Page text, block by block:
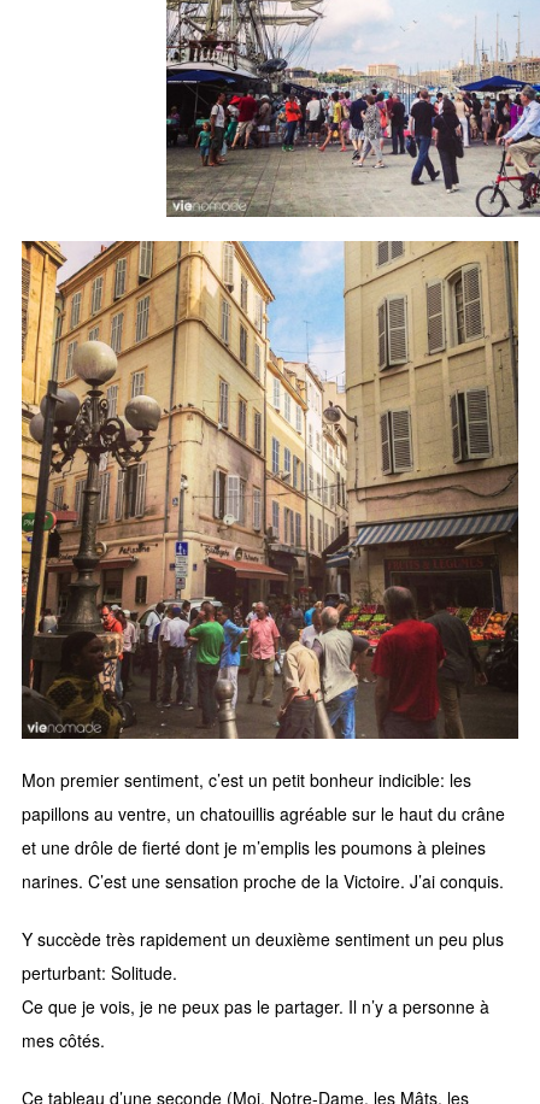
Mon premier sentiment, c’est un petit bonheur indicible: les
papillons au ventre, un chatouillis agréable sur le haut du crâne
et une drôle de fierté dont je m’emplis les poumons à pleines
narines. C’est une sensation proche de la Victoire. J’ai conquis.
Y succède très rapidement un deuxième sentiment un peu plus
perturbant: Solitude.
Ce que je vois, je ne peux pas le partager. Il n’y a personne à
mes côtés.
Ce tableau d’une seconde (Moi, Notre-Dame, les Mâts, les